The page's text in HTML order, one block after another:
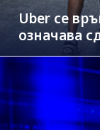
Uber се
означава